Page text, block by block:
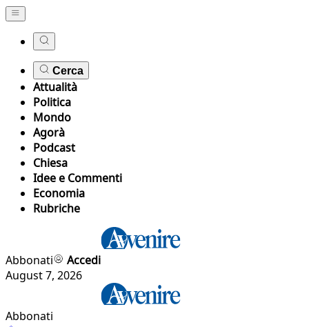
Cerca
Attualità
Politica
Mondo
Agorà
Podcast
Chiesa
Idee e Commenti
Economia
Rubriche
Abbonati
Accedi
August 7, 2026
Abbonati